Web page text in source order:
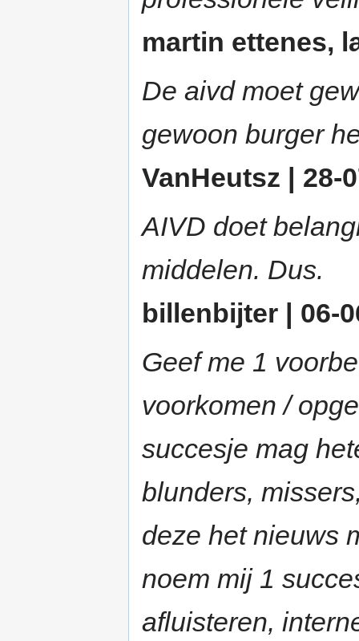
martin ettenes,
De aivd moet
gewoon burger
VanHeutsz | 28-
AIVD doet
middelen. Dus.
billenbijter | 06-
Geef me 1
voorkomen /
succesje mag
blunders,
deze het nieuws
noem mij 1
afluisteren,